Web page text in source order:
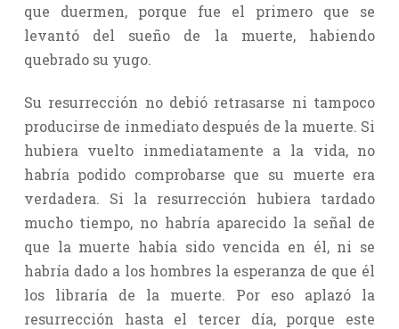
que duermen, porque fue el primero que se
levantó del sueño de la muerte, habiendo
quebrado su yugo.
Su resurrección no debió retrasarse ni tampoco
producirse de inmediato después de la muerte. Si
hubiera vuelto inmediatamente a la vida, no
habría podido comprobarse que su muerte era
verdadera. Si la resurrección hubiera tardado
mucho tiempo, no habría aparecido la señal de
que la muerte había sido vencida en él, ni se
habría dado a los hombres la esperanza de que él
los libraría de la muerte. Por eso aplazó la
resurrección hasta el tercer día, porque este